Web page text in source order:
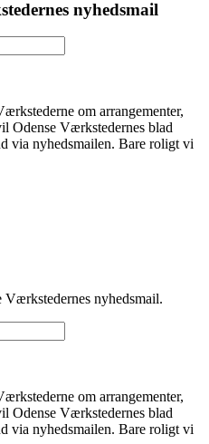
nyhedsmail
om arrangementer,
Odense Værkstedernes blad
via nyhedsmailen. Bare roligt vi
nyhedsmail.
om arrangementer,
Odense Værkstedernes blad
via nyhedsmailen. Bare roligt vi